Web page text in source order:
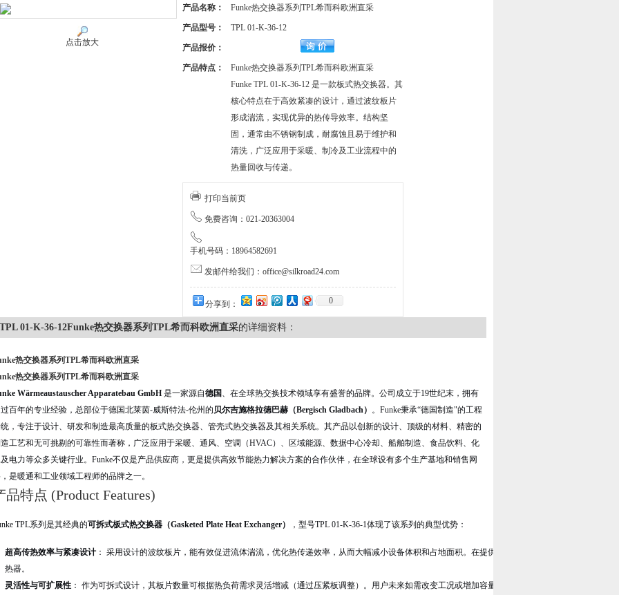
点击放大
产品名称： Funke热交换器系列TPL希而科欧洲直采
产品型号： TPL 01-K-36-12
产品报价：
产品特点：
Funke热交换器系列TPL希而科欧洲直采
Funke TPL 01-K-36-12 是一款板式热交换器。其
核心特点在于高效紧凑的设计，通过波纹板片
形成湍流，实现优异的热传导效率。结构坚
固，通常由不锈钢制成，耐腐蚀且易于维护和
清洗，广泛应用于采暖、制冷及工业流程中的
热量回收与传递。
打印当前页
免费咨询：021-20363004
手机号码：18964582691
发邮件给我们：office@silkroad24.com
分享到： 0
TPL 01-K-36-12Funke热交换器系列TPL希而科欧洲直采的详细资料：
热交换器系列TPL希而科欧洲直采
热交换器系列TPL希而科欧洲直采
Wärmeaustauscher Apparatebau GmbH 是一家源自德国 、在全球热交换技术领域享有盛誉的品牌。公司成立于19世纪末，拥有
百年的专业经验，总部位于德国北莱茵-威斯特法-伦州的 贝尔吉施格拉德巴赫（Bergisch Gladbach） 。Funke秉承“德国制造"的工程
，专注于设计、研发和制造最高质量的板式热交换器、管壳式热交换器及其相关系统。其产品以创新的设计、顶级的材料、精密的
工艺和无可挑剔的可靠性而著称，广泛应用于采暖、通风、空调（HVAC）、区域能源、数据中心冷却、船舶制造、食品饮料、化
电力等众多关键行业。Funke不仅是产品供应商，更是提供高效节能热力解决方案的合作伙伴，在全球设有多个生产基地和销售网
是暖通和工业领域工程师的品牌之一。
品特点 (Product Features)
TPL系列是其经典的可拆式板式热交换器（Gasketed Plate Heat Exchanger） ，型号TPL 01-K-36-1体现了该系列的典型优势：
超高传热效率与紧凑设计 ： 采用设计的波纹板片，能有效促进流体湍流，优化热传递效率，从而大幅减小设备体积和占地面积。在提供相同换热能力的情况下，其尺寸
热器。
灵活性与可扩展性 ： 作为可拆式设计，其板片数量可根据热负荷需求灵活增减（通过压紧板调整）。用户未来如需改变工况或增加容量，可通过简单地添加或减少板片